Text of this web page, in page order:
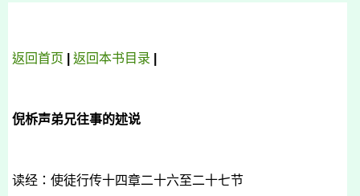
返回首页 返回本书目录
倪柝声弟兄往事的述说
读经： 使徒行传十四章二十六至二十七节